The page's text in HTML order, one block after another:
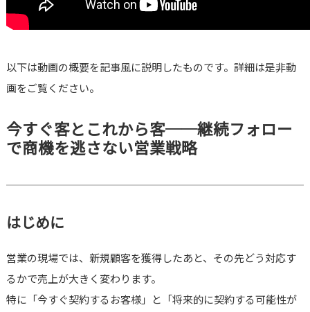
以下は動画の概要を記事風に説明したものです。詳細は是非動
画をご覧ください。
今すぐ客とこれから客──継続フォロー
で商機を逃さない営業戦略
はじめに
営業の現場では、新規顧客を獲得したあと、その先どう対応す
るかで売上が大きく変わります。
特に「今すぐ契約するお客様」と「将来的に契約する可能性が